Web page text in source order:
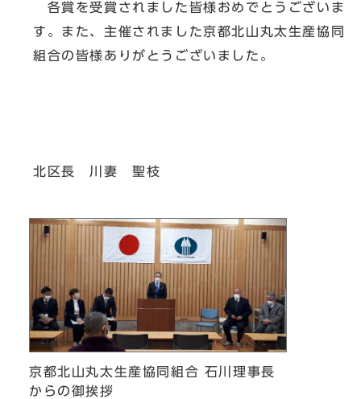
各賞を受賞されました皆様おめでとうございま
す。また、主催されました京都北山丸太生産協同
組合の皆様ありがとうございました。
北区長 川妻 聖枝
京都北山丸太生産協同組合 石川理事長
からの御挨拶